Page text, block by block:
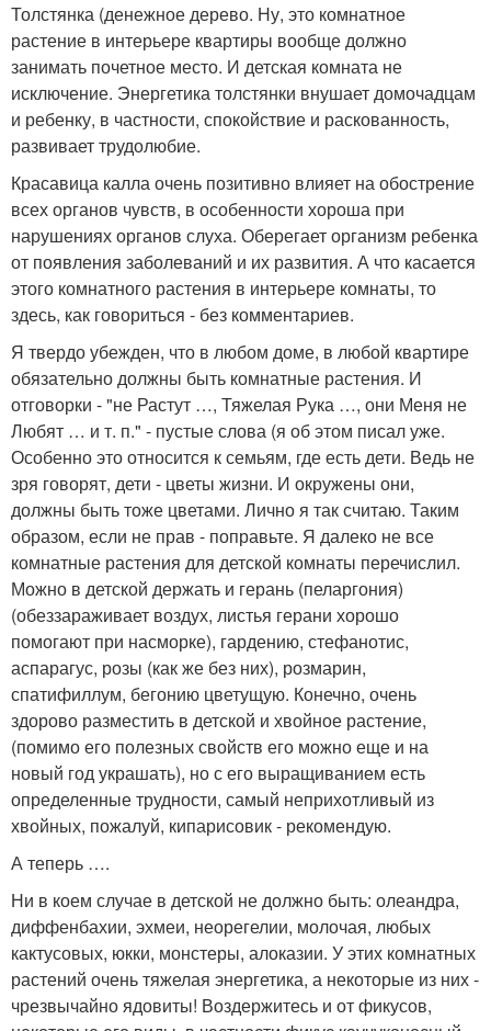
Толстянка (денежное дерево. Ну, это комнатное
растение в интерьере квартиры вообще должно
занимать почетное место. И детская комната не
исключение. Энергетика толстянки внушает домочадцам
и ребенку, в частности, спокойствие и раскованность,
развивает трудолюбие.
Красавица калла очень позитивно влияет на обострение
всех органов чувств, в особенности хороша при
нарушениях органов слуха. Оберегает организм ребенка
от появления заболеваний и их развития. А что касается
этого комнатного растения в интерьере комнаты, то
здесь, как говориться - без комментариев.
Я твердо убежден, что в любом доме, в любой квартире
обязательно должны быть комнатные растения. И
отговорки - "не Растут …, Тяжелая Рука …, они Меня не
Любят … и т. п." - пустые слова (я об этом писал уже.
Особенно это относится к семьям, где есть дети. Ведь не
зря говорят, дети - цветы жизни. И окружены они,
должны быть тоже цветами. Лично я так считаю. Таким
образом, если не прав - поправьте. Я далеко не все
комнатные растения для детской комнаты перечислил.
Можно в детской держать и герань (пеларгония)
(обеззараживает воздух, листья герани хорошо
помогают при насморке), гардению, стефанотис,
аспарагус, розы (как же без них), розмарин,
спатифиллум, бегонию цветущую. Конечно, очень
здорово разместить в детской и хвойное растение,
(помимо его полезных свойств его можно еще и на
новый год украшать), но с его выращиванием есть
определенные трудности, самый неприхотливый из
хвойных, пожалуй, кипарисовик - рекомендую.
А теперь ….
Ни в коем случае в детской не должно быть: олеандра,
диффенбахии, эхмеи, неорегелии, молочая, любых
кактусовых, юкки, монстеры, алоказии. У этих комнатных
растений очень тяжелая энергетика, а некоторые из них -
чрезвычайно ядовиты! Воздержитесь и от фикусов,